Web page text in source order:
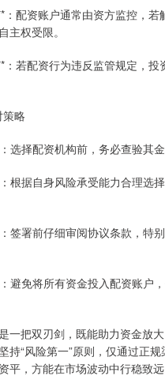
：配资账户通常由资方监控，若
主权受限。
：若配资行为违反监管规定，投
略
选择配资机构前，务必查验其金
根据自身风险承受能力合理选
签署前仔细审阅协议条款，特
避免将所有资金投入配资账户
一把双刃剑，既能助力资金放
持“风险第一”原则，仅通过正
平，方能在市场波动中行稳致远